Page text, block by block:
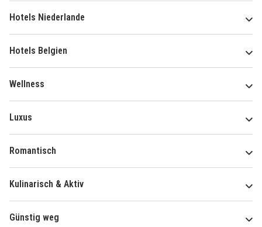
Hotels Niederlande
Hotels Belgien
Wellness
Luxus
Romantisch
Kulinarisch & Aktiv
Günstig weg